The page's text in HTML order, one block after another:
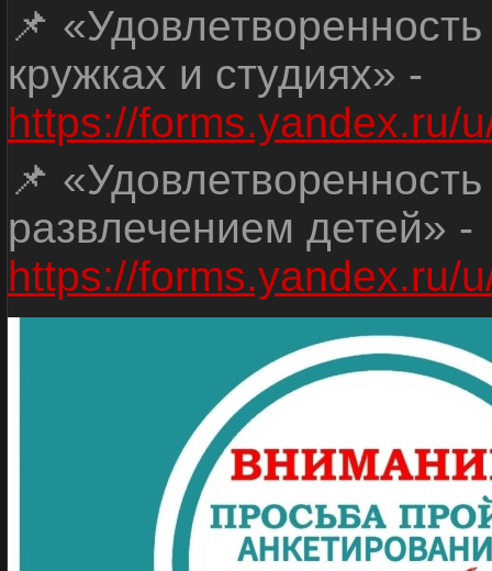
📌
кружках и студиях» -
https://forms.yandex.ru/
📌
развлечением детей» -
https://forms.yandex.ru/